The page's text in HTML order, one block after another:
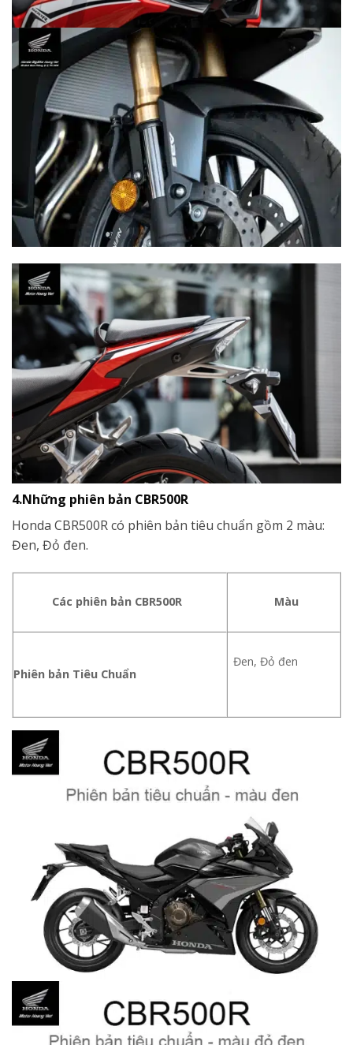
4.Những phiên bản CBR500R
Honda CBR500R có phiên bản tiêu chuẩn gồm 2 màu:
Đen, Đỏ đen.
Các phiên bản CBR500R Màu
Phiên bản Tiêu Chuẩn
Đen, Đỏ đen